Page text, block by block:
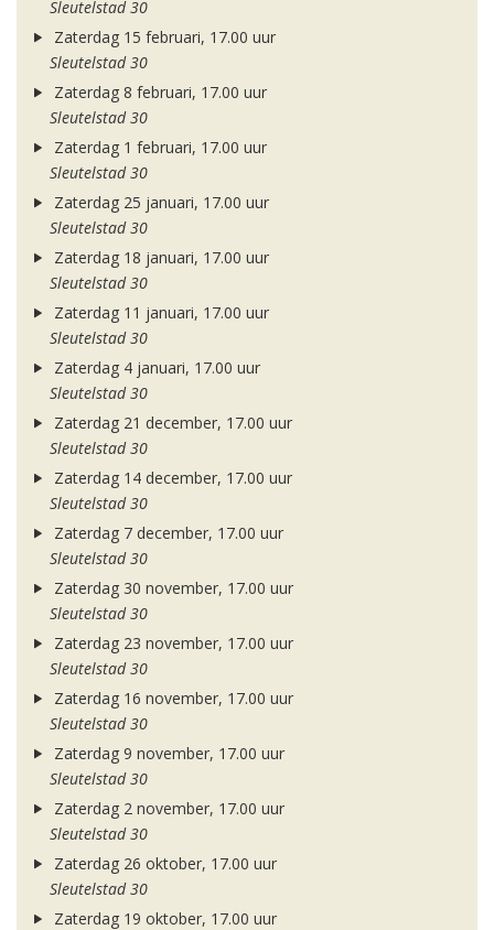
Sleutelstad 30
Zaterdag 15 februari, 17.00 uur
Sleutelstad 30
Zaterdag 8 februari, 17.00 uur
Sleutelstad 30
Zaterdag 1 februari, 17.00 uur
Sleutelstad 30
Zaterdag 25 januari, 17.00 uur
Sleutelstad 30
Zaterdag 18 januari, 17.00 uur
Sleutelstad 30
Zaterdag 11 januari, 17.00 uur
Sleutelstad 30
Zaterdag 4 januari, 17.00 uur
Sleutelstad 30
Zaterdag 21 december, 17.00 uur
Sleutelstad 30
Zaterdag 14 december, 17.00 uur
Sleutelstad 30
Zaterdag 7 december, 17.00 uur
Sleutelstad 30
Zaterdag 30 november, 17.00 uur
Sleutelstad 30
Zaterdag 23 november, 17.00 uur
Sleutelstad 30
Zaterdag 16 november, 17.00 uur
Sleutelstad 30
Zaterdag 9 november, 17.00 uur
Sleutelstad 30
Zaterdag 2 november, 17.00 uur
Sleutelstad 30
Zaterdag 26 oktober, 17.00 uur
Sleutelstad 30
Zaterdag 19 oktober, 17.00 uur